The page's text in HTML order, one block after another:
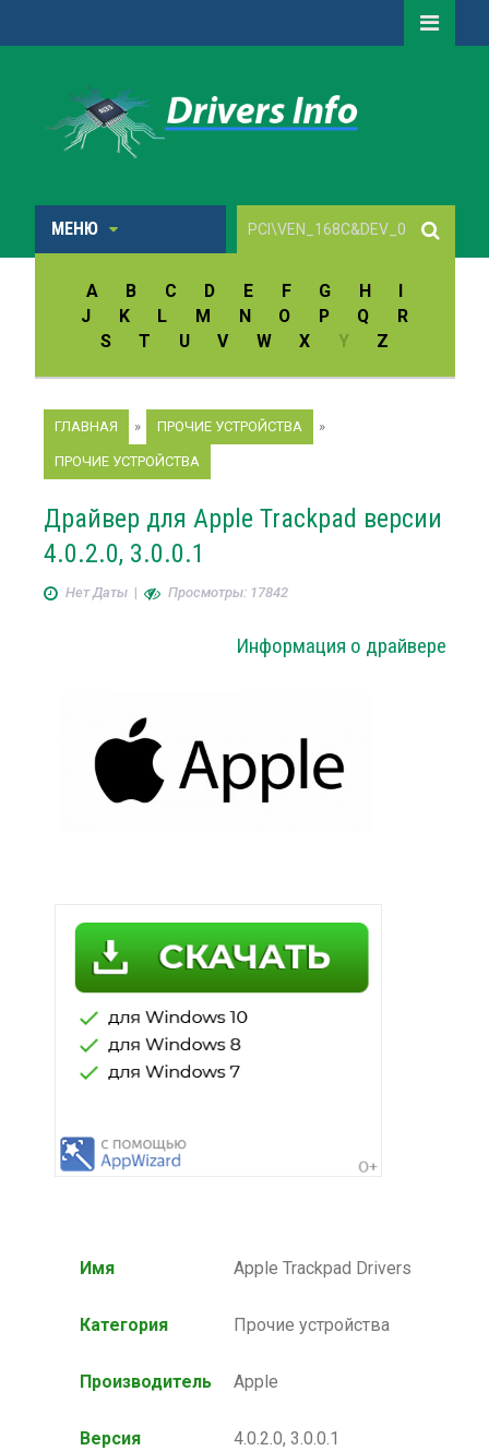
МЕНЮ
A B C D E F G H
I
J
K L M N O P Q
R
S
T U V W X Y Z
ГЛАВНАЯ » ПРОЧИЕ УСТРОЙСТВА »
ПРОЧИЕ УСТРОЙСТВА
Драйвер для Apple Trackpad версии
4.0.2.0, 3.0.0.1
Нет Даты| Просмотры: 17842
Информация о драйвере
Имя Apple Trackpad Drivers
Категория Прочие устройства
Производитель Apple
Версия 4.0.2.0, 3.0.0.1